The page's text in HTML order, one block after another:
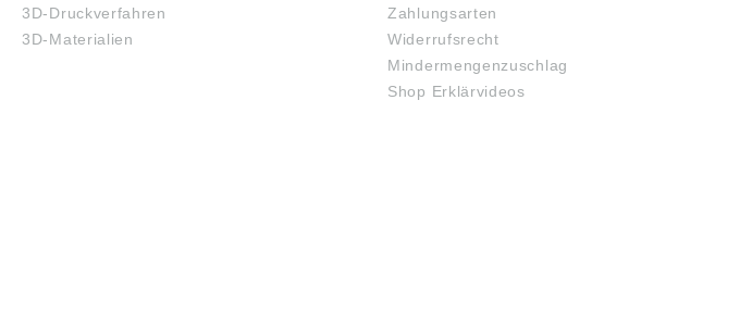
3D-Druckverfahren
3D-Materialien
Zahlungsarten
Widerrufsrecht
Mindermengenzuschlag
Shop Erklärvideos